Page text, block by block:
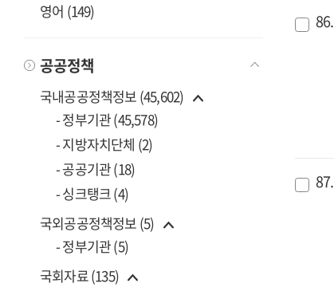
영어 (149)
공공정책
국내공공정책정보 (45,602)
- 정부기관 (45,578)
- 지방자치단체 (2)
- 공공기관 (18)
- 싱크탱크 (4)
국외공공정책정보 (5)
- 정부기관 (5)
국회자료 (135)
86.
87.